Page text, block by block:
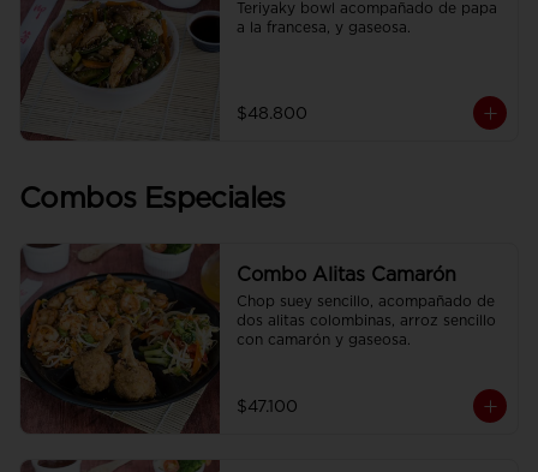
Teriyaky bowl acompañado de papa
a la francesa, y gaseosa.
$48.800
Combos Especiales
Combo Alitas Camarón
Chop suey sencillo, acompañado de
dos alitas colombinas, arroz sencillo
con camarón y gaseosa.
$47.100